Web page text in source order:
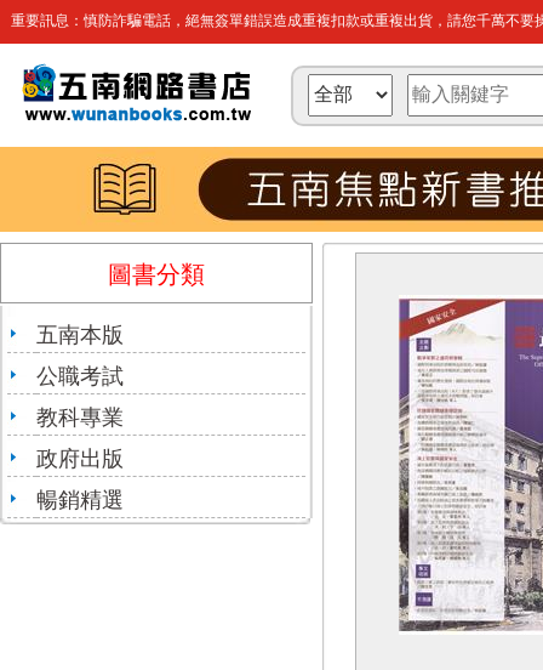
重要訊息：慎防詐騙電話，絕無簽單錯誤造成重複扣款或重複出貨，請您千萬不要
圖書分類
五南本版
公職考試
教科專業
政府出版
暢銷精選